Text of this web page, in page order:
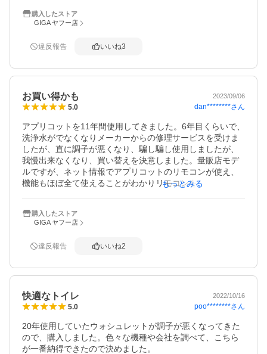
の温水瞬間式を買いました。本当は、ｗ瞬間式が欲しかっ
たのですが、値段が倍以上なので、シャワーのみを買いま
す。
購入したストア
GIGA ヤフー店
違反報告 いいね3
お買い得かも 2023/09/06
5.0 dan********さん
アプリコットを11年間使用してきました。6年目くらいで、
洗浄水がでなくなりメーカーからの修理サービスを受けま
したが、直に調子が悪くなり、騙し騙し使用しましたが、
我慢出来なくなり、買い替えを決意しました。量販店モデ
ルですが、ネット情報でアプリコットのリモコンが使え、
機能もほぼ全て使えることがわかりリモコンをそのまま使
スなどの期待や不安はありますが、大満足です。付属品に
止水キャップが付いていて欲しかったです。(^^)v
もっとみる
購入したストア
GIGA ヤフー店
違反報告 いいね2
快適なトイレ 2022/10/16
5.0 poo********さん
20年使用していたウォシュレットが調子が悪くなってきた
ので、購入しました。色々な機種や会社を調べて、こちら
が一番納得できたので決めました。